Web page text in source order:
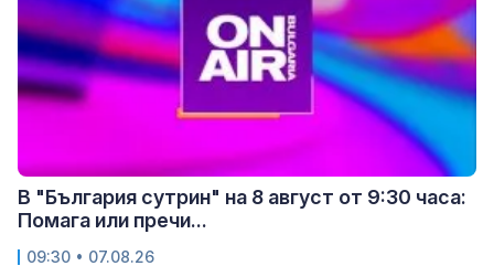
В "България сутрин" на 8 август от 9:30 часа:
Помага или пречи...
09:30 • 07.08.26